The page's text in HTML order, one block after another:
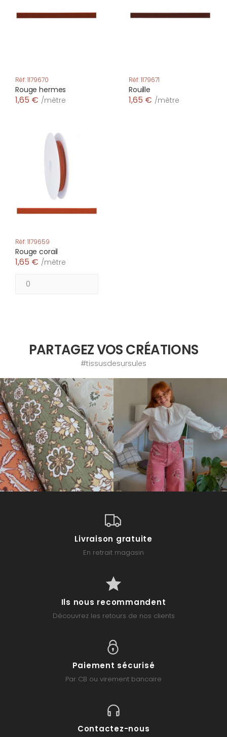
Réf: 1179670
Rouge hermes
1,65 € /mètre
Réf: 1179671
Rouille
1,65 € /mètre
Réf: 1179659
Rouge corail
1,65 € /mètre
PARTAGEZ VOS CRÉATIONS
#tissusdesursules
Livraison gratuite
En retrait magasin
Ils nous recommandent
Découvrez les retours de nos clients
Paiement sécurisé
Par CB ou virement bancaire
Contactez-nous